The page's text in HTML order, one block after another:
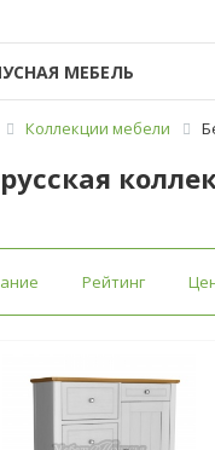
МЕБЕЛЬ
Коллекции мебели
Рейтинг